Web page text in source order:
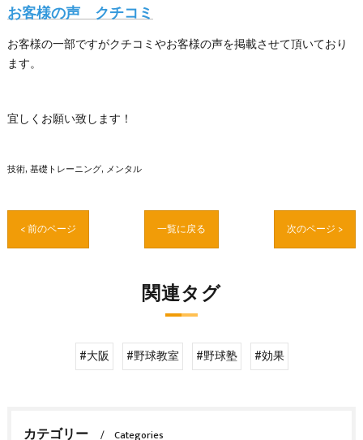
お客様の声 クチコミ
お客様の一部ですがクチコミやお客様の声を掲載させて頂いており
ます。
宜しくお願い致します！
技術 基礎トレーニング メンタル
< 前のページ 一覧に戻る 次のページ >
関連タグ
#大阪 #野球教室 #野球塾 #効果
カテゴリー Categories